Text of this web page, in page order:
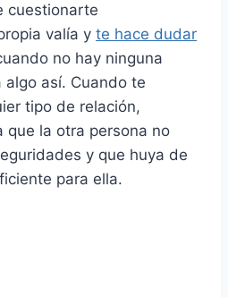
cuestionarte
valía y te hace dudar
no hay ninguna
algo así. Cuando te
tipo de relación,
que la otra persona no
y que huya de
para ella.